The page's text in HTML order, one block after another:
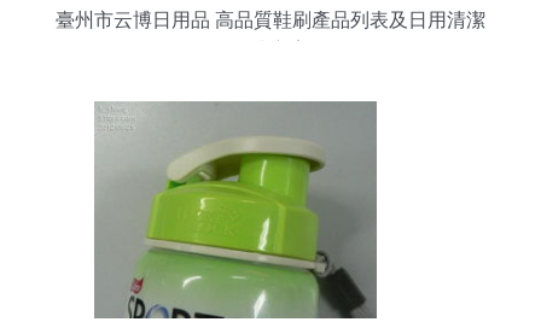
臺州市云博日用品 高品質鞋刷產品列表及日用清潔